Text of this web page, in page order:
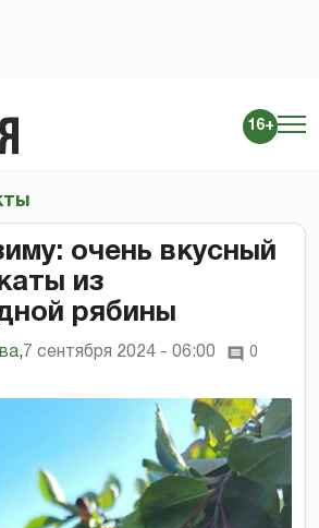
16+
очень вкусный
из
рябины
, 7 сентября 2024 - 06:00 0